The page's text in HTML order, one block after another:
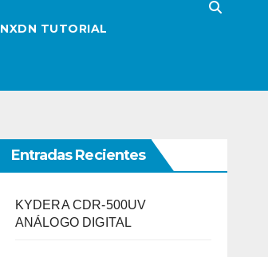
NXDN TUTORIAL
Entradas Recientes
KYDERA CDR-500UV
ANÁLOGO DIGITAL